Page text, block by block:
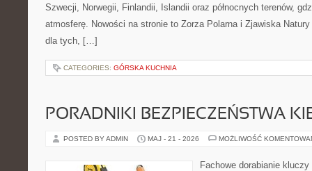
Szwecji, Norwegii, Finlandii, Islandii oraz północnych terenów,
atmosferę. Nowości na stronie to Zorza Polarna i Zjawiska
dla tych, […]
CATEGORIES: GÓRSKA KUCHNIA
PORADNIKI BEZPIECZEŃSTWA
POSTED BY ADMIN MAJ - 21 - 2026 MOŻLIWOŚĆ
Fachowe dorabianie